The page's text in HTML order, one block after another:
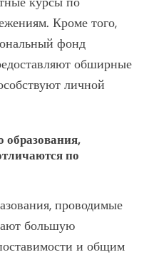
Кроме того,
фонд
обширные
личной
по
проводимые
большую
и общим